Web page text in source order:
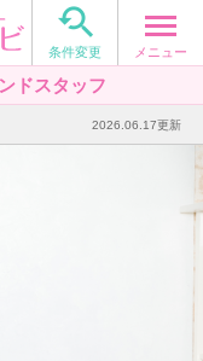

条件変更 メニュー
ドスタッフ
2026.06.17更新